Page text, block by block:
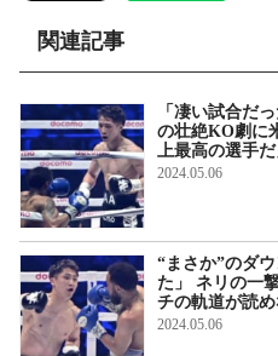
関連記事
「凄い試合だ
の壮絶KO劇に
上最高の選手だ
2024.05.06
“まさか”のダ
た」 ネリの一
チの軌道が読め
2024.05.06